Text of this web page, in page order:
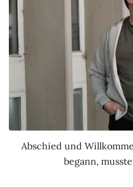
Abschied und
begann,